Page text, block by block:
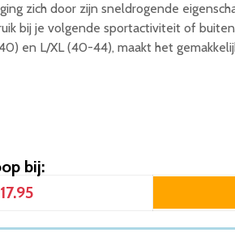
zich door zijn sneldrogende
bij je volgende sportactiviteit of
en L/XL (40-44), maakt het
bij: